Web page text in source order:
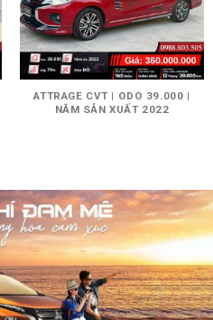
ATTRAGE CVT | ODO 39.000 |
NĂM SẢN XUẤT 2022